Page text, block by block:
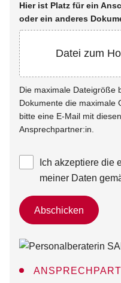
Hier ist Platz für ein
oder ein anderes
Datei zum
Die maximale Dateigröße
Dokumente die maximale
bitte eine E-Mail mit
Ansprechpartner:in.
Ich akzeptiere die
meiner Daten
Abschicken